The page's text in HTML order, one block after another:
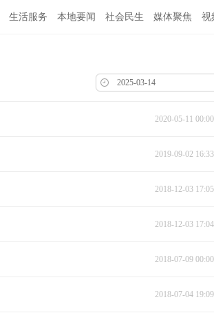
生活服务 本地要闻 社会民生 媒体聚焦 视
2020-05-11
2019-09-02
2018-12-03
2018-12-03
2018-07-09
2018-07-04